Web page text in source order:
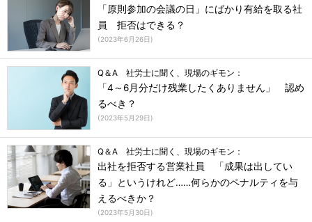
「原則参加の会議の日」にばかり有給を取る社
員 拒否はできる？
(2023年6月26日)
Q＆A 社労士に聞く、現場のギモン：
「4～6月分だけ残業したくありません」 認め
るべき？
(2023年5月29日)
Q＆A 社労士に聞く、現場のギモン：
出社を拒否する営業社員 「成果は出してい
る」というけれど……何らかのペナルティを与
えるべきか？
(2023年5月30日)